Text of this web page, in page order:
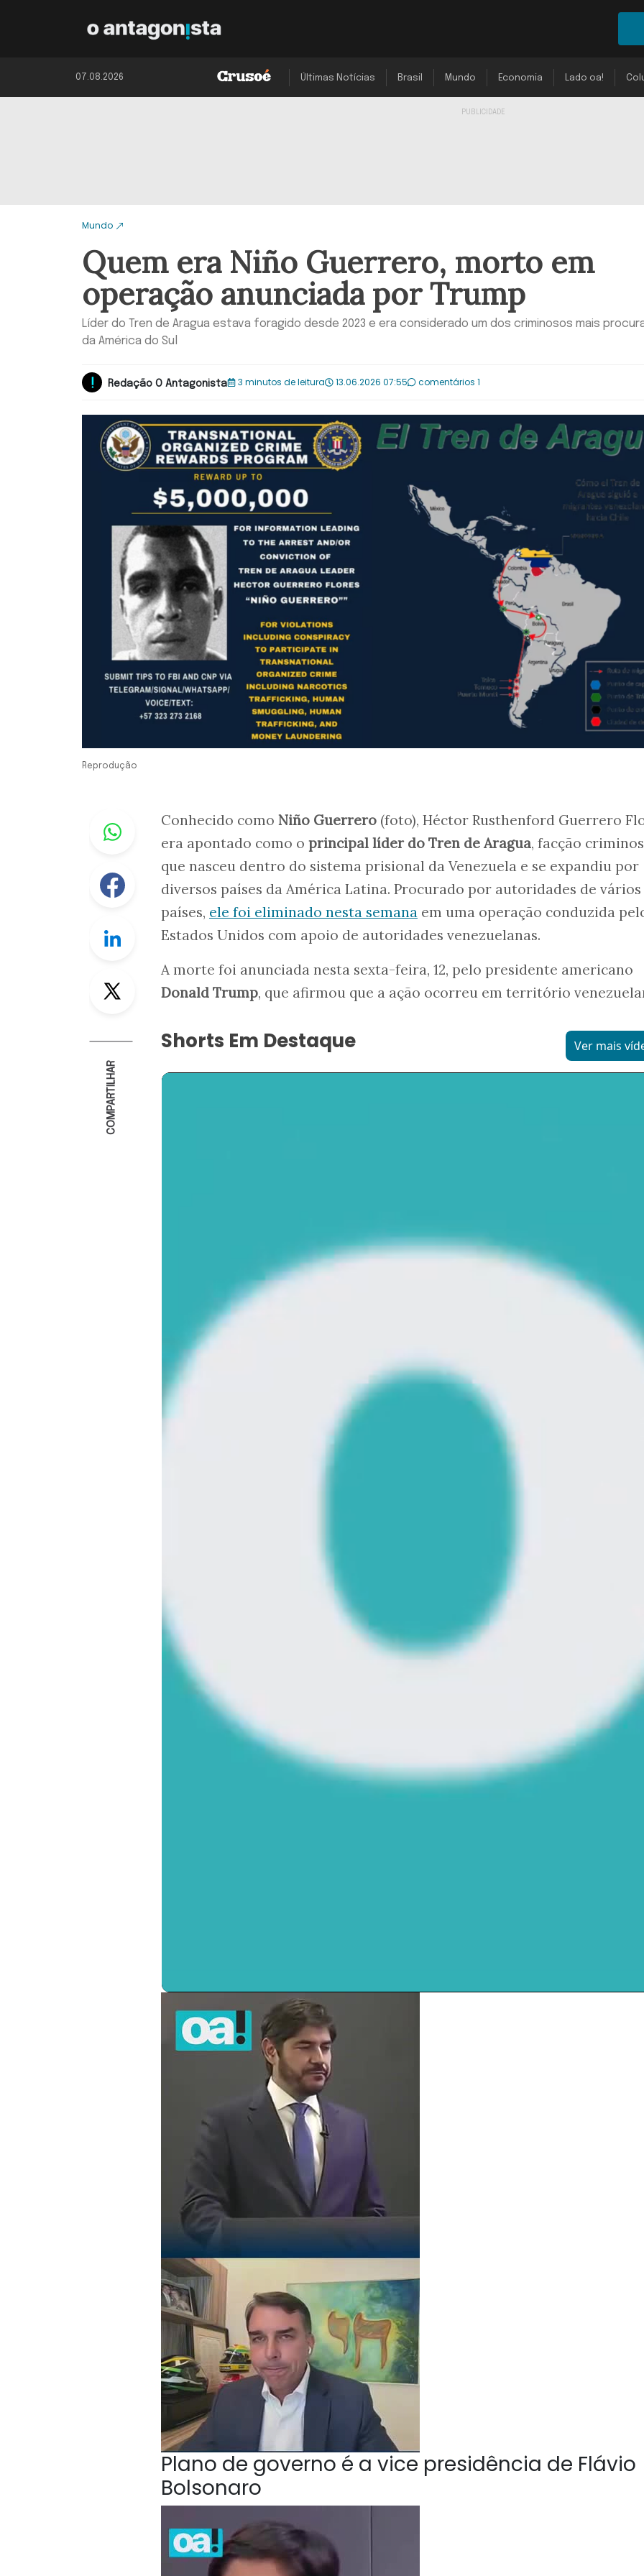
07.08.2026 Últimas Notícias Brasil Mundo Economia Lado oa!
Mundo
Quem era Niño Guerrero, morto em
operação anunciada por Trump
Líder do Tren de Aragua estava foragido desde 2023 e era considerado um dos criminosos mais
da América do Sul
Redação O Antagonista 3 minutos de leitura 13.06.2026 07:55 comentários 1
Reprodução
Whastapp
Facebook
Linkedin
Twitter
COMPARTILHAR
Conhecido como Niño Guerrero (foto), Héctor Rusthenford Guerrero
era apontado como o principal líder do Tren de Aragua, facção
que nasceu dentro do sistema prisional da Venezuela e se expandiu por
diversos países da América Latina. Procurado por autoridades de vários
países, ele foi eliminado nesta semana em uma operação conduzida
Estados Unidos com apoio de autoridades venezuelanas.
A morte foi anunciada nesta sexta-feira, 12, pelo presidente americano
Donald Trump, que afirmou que a ação ocorreu em território
Shorts Em Destaque Ver mais
Plano de governo é a vice presidência de Flávio
Bolsonaro